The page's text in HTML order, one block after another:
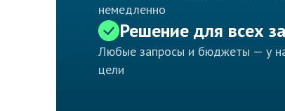
немедленно
Решение для всех
Любые запросы и бюджеты — у
цели